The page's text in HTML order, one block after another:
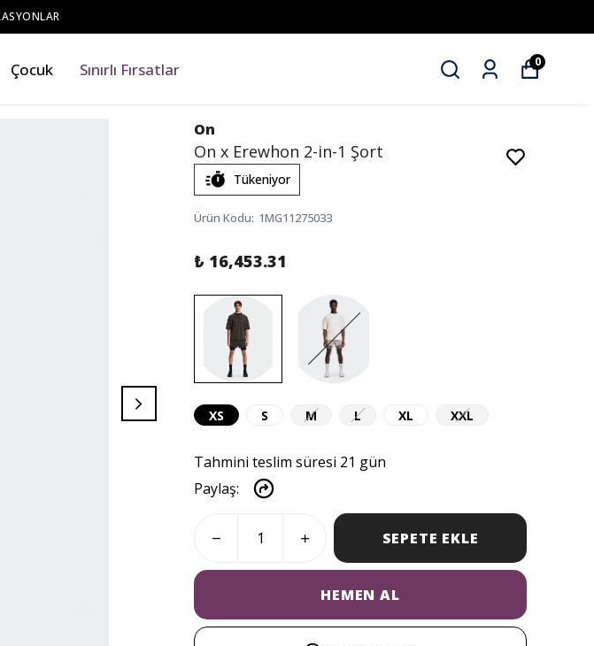
Çocuk Sınırlı Fırsatlar 0
On
On x Erewhon 2-in-1 Şort
Tükeniyor
Ürün Kodu: 1MG11275033
₺ 16,453.31
XS S M L XL XXL
Tahmini teslim süresi 21 gün
Paylaş:
SEPETE EKLE
HEMEN AL